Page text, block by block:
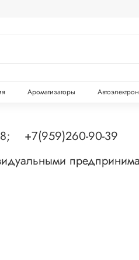
Ароматизаторы
+7(959)260-90-39